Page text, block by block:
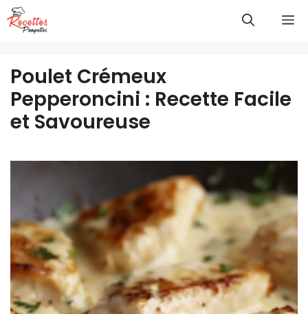
Aller
au
Poulet Crémeux
Pepperoncini : Recette Facile
et Savoureuse